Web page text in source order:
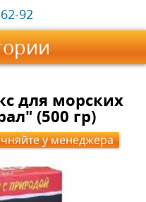
92
для морских
(500 гр)
у менеджера